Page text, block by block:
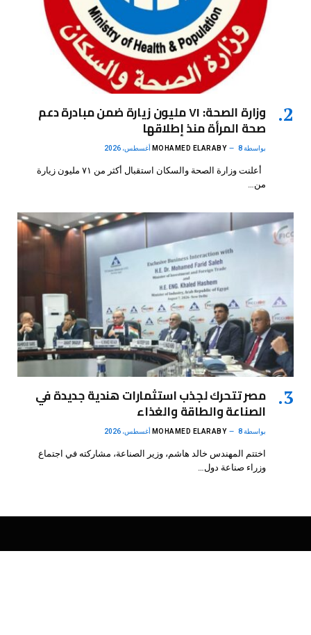
وزارة الصحة: ٧١ مليون زيارة ضمن مبادرة دعم
صحة المرأة منذ إطلاقها
بواسطة MOHAMED ELARABY 8 أغسطس، 2026
أعلنت وزارة الصحة والسكان استقبال أكثر من ٧١ مليون زيارة
من…
مصر تتحرك لجذب استثمارات هندية جديدة في
الصناعة والطاقة والغذاء
بواسطة MOHAMED ELARABY 8 أغسطس، 2026
اختتم المهندس خالد هاشم، وزير الصناعة، مشاركته في اجتماع
وزراء صناعة دول…